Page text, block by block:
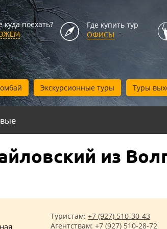
куда поехать? Где купить тур
ОФИСЫ
Экскурсионные туры Туры
из
Туристам:+7 (927) 510-30-43
Агентствам:+7 (927) 510-28-72